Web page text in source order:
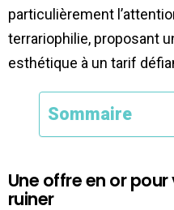
particulièrement
terrariophilie, proposant
esthétique à un tarif
Sommaire
Une offre en or
ruiner